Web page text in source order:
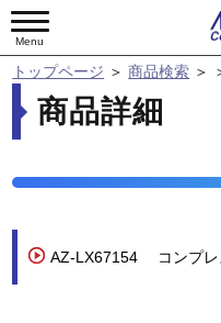
Menu
トップページ ＞商品検索 ＞
商品詳細
AZ-LX67154 コンプ